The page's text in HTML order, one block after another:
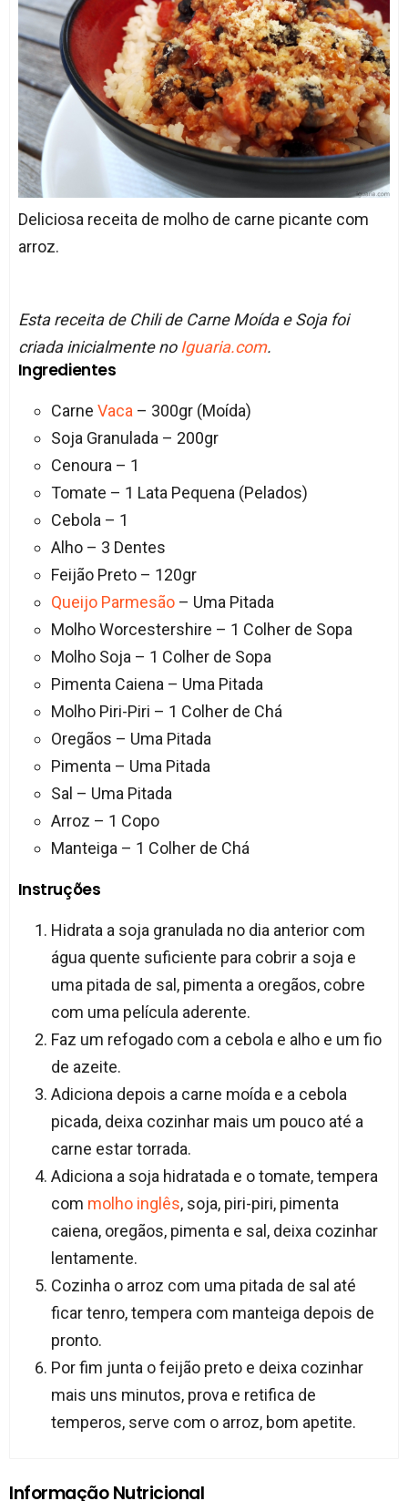
Deliciosa receita de molho de carne picante com
arroz.
Esta receita de Chili de Carne Moída e Soja foi
criada inicialmente no Iguaria.com.
Ingredientes
Carne Vaca – 300gr (Moída)
Soja Granulada – 200gr
Cenoura – 1
Tomate – 1 Lata Pequena (Pelados)
Cebola – 1
Alho – 3 Dentes
Feijão Preto – 120gr
Queijo Parmesão– Uma Pitada
Molho Worcestershire – 1 Colher de Sopa
Molho Soja – 1 Colher de Sopa
Pimenta Caiena – Uma Pitada
Molho Piri-Piri – 1 Colher de Chá
Oregãos – Uma Pitada
Pimenta – Uma Pitada
Sal – Uma Pitada
Arroz – 1 Copo
Manteiga – 1 Colher de Chá
Instruções
Hidrata a soja granulada no dia anterior com
água quente suficiente para cobrir a soja e
uma pitada de sal, pimenta a oregãos, cobre
com uma película aderente.
Faz um refogado com a cebola e alho e um fio
de azeite.
Adiciona depois a carne moída e a cebola
picada, deixa cozinhar mais um pouco até a
carne estar torrada.
Adiciona a soja hidratada e o tomate, tempera
com molho inglês, soja, piri-piri, pimenta
caiena, oregãos, pimenta e sal, deixa cozinhar
lentamente.
Cozinha o arroz com uma pitada de sal até
ficar tenro, tempera com manteiga depois de
pronto.
Por fim junta o feijão preto e deixa cozinhar
mais uns minutos, prova e retifica de
temperos, serve com o arroz, bom apetite.
Informação Nutricional